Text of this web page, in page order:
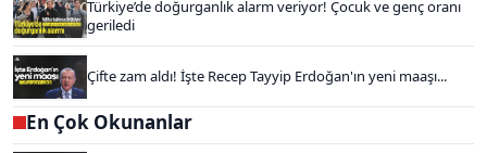
Türkiye’de doğurganlık alarm veriyor! Çocuk ve genç oranı
geriledi
Çifte zam aldı! İşte Recep Tayyip Erdoğan'ın yeni maaşı...
En Çok Okunanlar